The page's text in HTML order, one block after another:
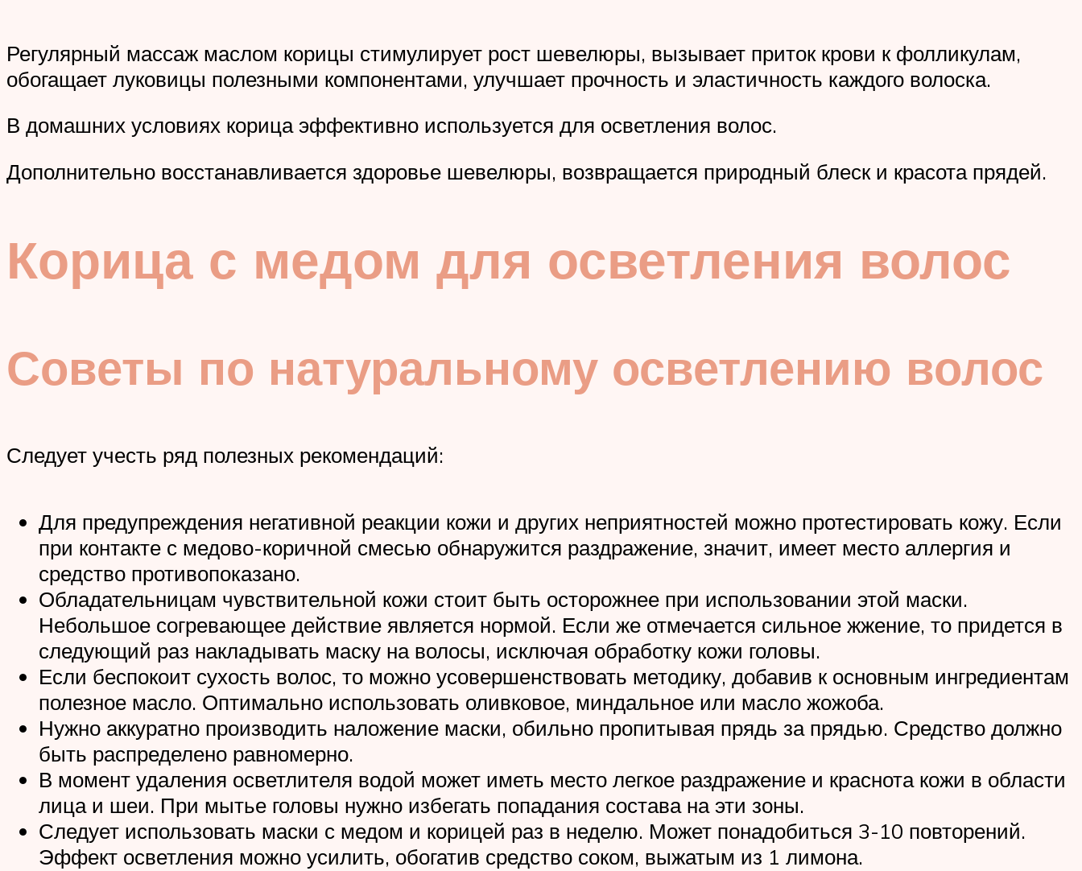
Регулярный массаж маслом корицы стимулирует рост шевелюры, вызывает приток крови к фолликулам,
обогащает луковицы полезными компонентами, улучшает прочность и эластичность каждого волоска.
В домашних условиях корица эффективно используется для осветления волос.
Дополнительно восстанавливается здоровье шевелюры, возвращается природный блеск и красота прядей.
Корица с медом для осветления волос
Советы по натуральному осветлению волос
Следует учесть ряд полезных рекомендаций:
Для предупреждения негативной реакции кожи и других неприятностей можно протестировать кожу. Если
при контакте с медово-коричной смесью обнаружится раздражение, значит, имеет место аллергия и
средство противопоказано.
Обладательницам чувствительной кожи стоит быть осторожнее при использовании этой маски.
Небольшое согревающее действие является нормой. Если же отмечается сильное жжение, то придется в
следующий раз накладывать маску на волосы, исключая обработку кожи головы.
Если беспокоит сухость волос, то можно усовершенствовать методику, добавив к основным ингредиентам
полезное масло. Оптимально использовать оливковое, миндальное или масло жожоба.
Нужно аккуратно производить наложение маски, обильно пропитывая прядь за прядью. Средство должно
быть распределено равномерно.
В момент удаления осветлителя водой может иметь место легкое раздражение и краснота кожи в области
лица и шеи. При мытье головы нужно избегать попадания состава на эти зоны.
Следует использовать маски с медом и корицей раз в неделю. Может понадобиться 3-10 повторений.
Эффект осветления можно усилить, обогатив средство соком, выжатым из 1 лимона.